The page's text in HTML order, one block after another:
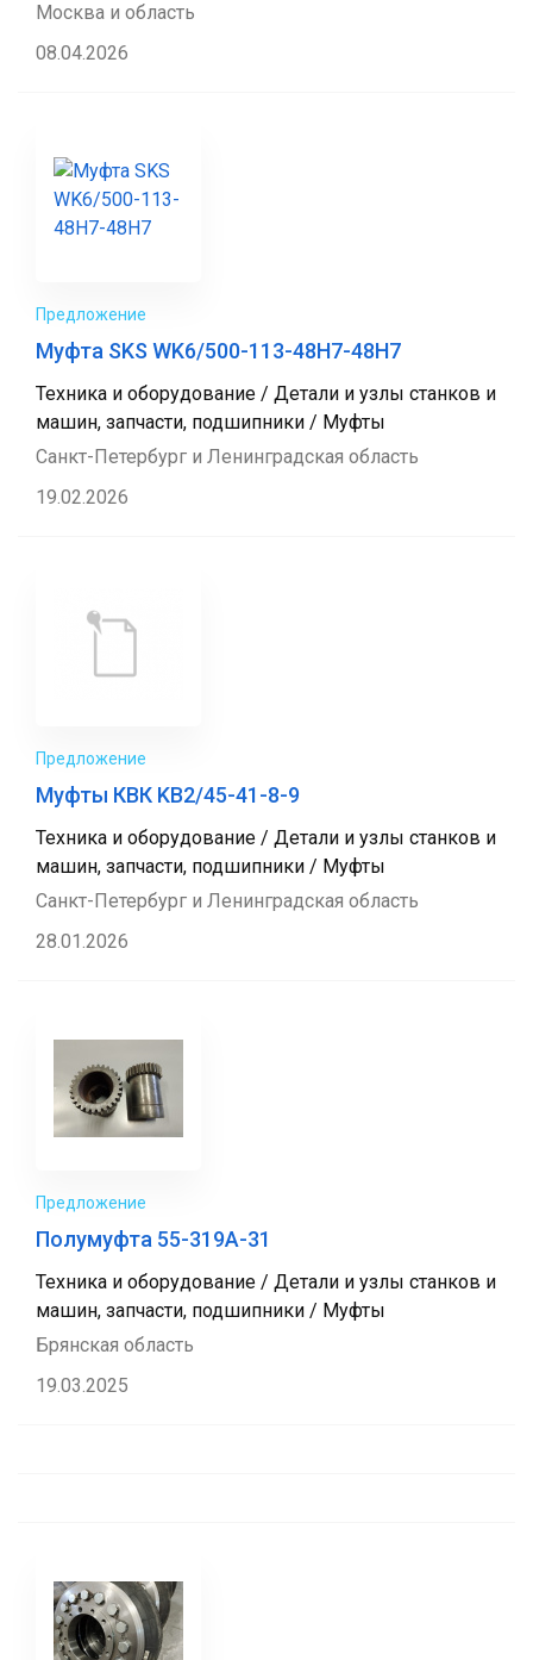
Москва и область
08.04.2026
Предложение
Муфта SKS WK6/500-113-48H7-48H7
Техника и оборудование / Детали и узлы станков и
машин, запчасти, подшипники / Муфты
Санкт-Петербург и Ленинградская область
19.02.2026
Предложение
Муфты КВК KB2/45-41-8-9
Техника и оборудование / Детали и узлы станков и
машин, запчасти, подшипники / Муфты
Санкт-Петербург и Ленинградская область
28.01.2026
Предложение
Полумуфта 55-319А-31
Техника и оборудование / Детали и узлы станков и
машин, запчасти, подшипники / Муфты
Брянская область
19.03.2025